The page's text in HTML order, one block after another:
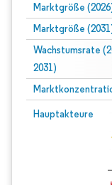
Marktgröße
Marktgröße
Wachstumsrate
2031)
Hauptakteure
Bild © Mordor